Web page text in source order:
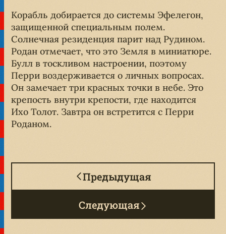
Корабль добирается до системы Эфелегон,
защищенной специальным полем.
Солнечная резиденция парит над Рудином.
Родан отмечает, что это Земля в миниатюре.
Булл в тоскливом настроении, поэтому
Перри воздерживается о личных вопросах.
Он замечает три красных точки в небе. Это
крепость внутри крепости, где находится
Ихо Толот. Завтра он встретится с Перри
Роданом.
Предыдущая
Следующая